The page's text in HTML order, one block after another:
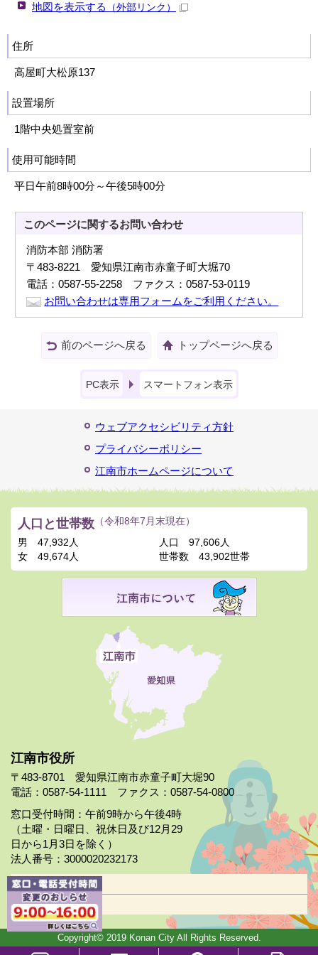
地図を表示する （外部リンク）
住所
高屋町大松原137
設置場所
1階中央処置室前
使用可能時間
平日午前8時00分～午後5時00分
このページに関するお問い合わせ
消防本部 消防署
〒483-8221 愛知県江南市赤童子町大堀70
電話：0587-55-2258 ファクス：0587-53-0119
お問い合わせは専用フォームをご利用ください。
前のページへ戻る トップページへ戻る
PC表示 スマートフォン表示
ウェブアクセシビリティ方針
プライバシーポリシー
江南市ホームページについて
江南市役所
〒483-8701 愛知県江南市赤童子町大堀90
電話：0587-54-1111 ファクス：0587-54-0800
窓口受付時間：午前9時から午後4時
（土曜・日曜日、祝休日及び12月29
日から1月3日を除く）
法人番号：3000020232173
市役所案内
日曜市役所
人口と世帯数 （令和8年7月末現在）
男
47,932人
女
49,674人
人口
97,606人
世帯数
43,902世帯
Copyright© 2019 Konan City All Rights Reserved.